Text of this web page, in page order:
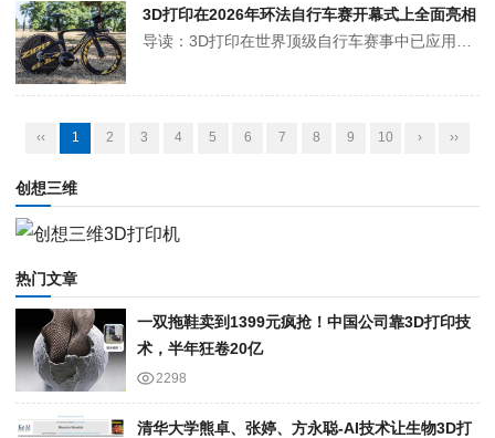
3D打印在2026年环法自行车赛开幕式上全面亮相
‹‹ 1 2 3 4 5 6 7 8 9 10 › ››
创想三维
热门文章
一双拖鞋卖到1399元疯抢！中国公司靠3D打印技
术，半年狂卷20亿
2298
清华大学熊卓、张婷、方永聪-AI技术让生物3D打